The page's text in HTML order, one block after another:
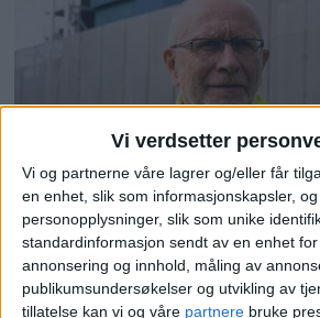
Vi verdsetter
Vi og partnerne våre lagrer og/eller får
en enhet, slik som informasjonskapsler,
personopplysninger, slik som unike
standardinformasjon sendt av en enhet
annonsering og innhold, måling av
publikumsundersøkelser og utvikling av
tillatelse kan vi og våre partnere bruke
Etaten som håndterer
har lyst ut
direktør søker sin